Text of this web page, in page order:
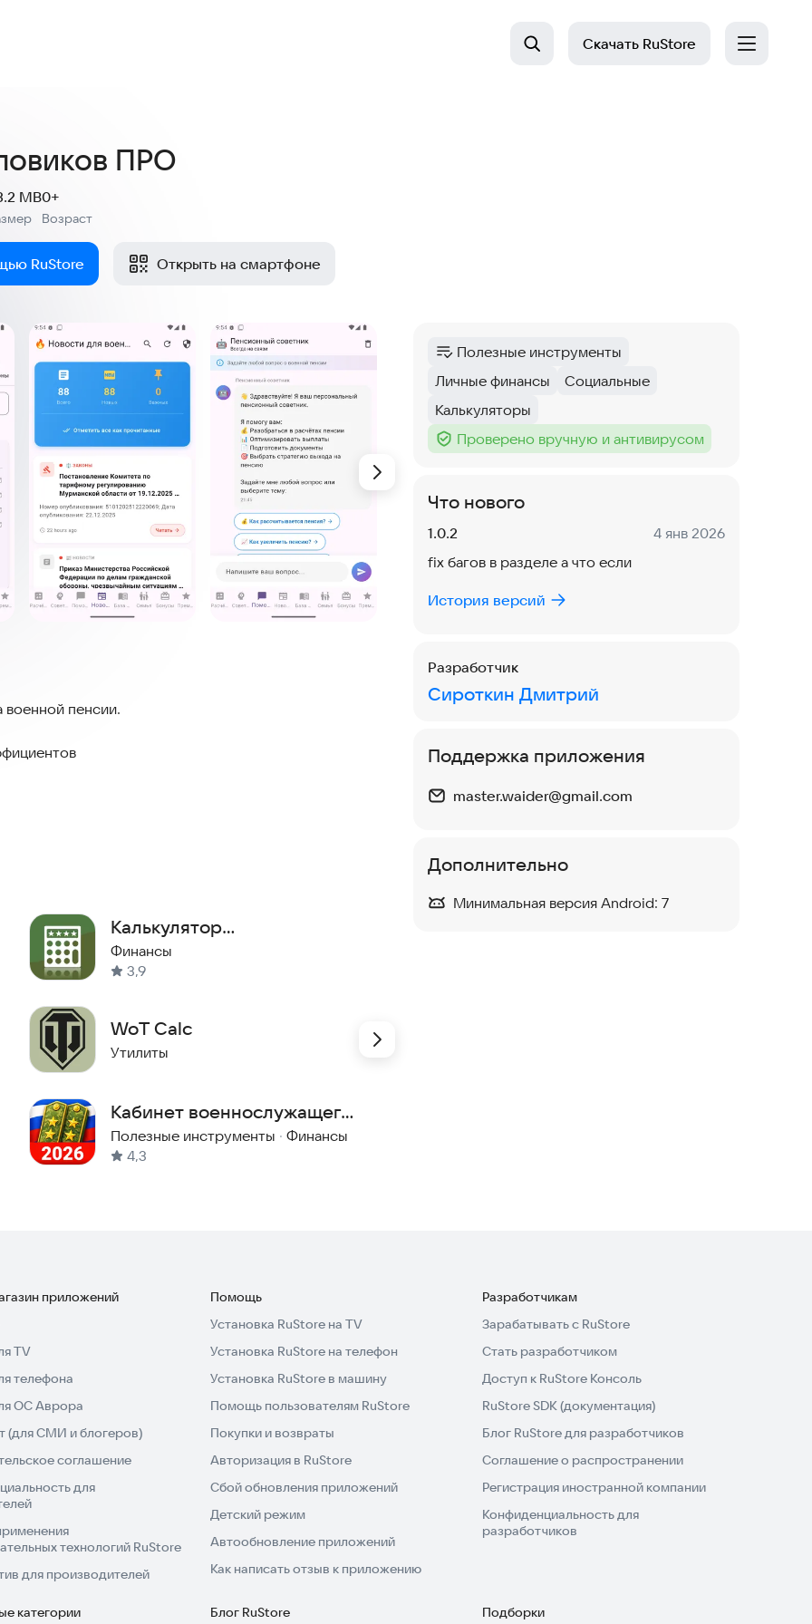
Скачать RuStore
ПРО
MB
Возраст
0+
RuStore Открыть на смартфоне
пенсии.
бесплатно.
Калькулятор
военнослужащего РФ
Финансы
3,9
WoT Calc
Утилиты
Кабинет военнослужащего
- НИС, выплаты, ДД,
пенсия
Полезные инструменты · Финансы
4,3
Категория:
Полезные инструменты
Тег :
Личные финансы
Тег:
Социальные
Тег:
Калькуляторы
Тег :
Проверено вручную и антивирусом
Что нового
Версия:
1.0.2 Дата:
4 янв 2026
fix багов в разделе а что если
История версий
Разработчик
Сироткин Дмитрий
Поддержка приложения
master.waider@gmail.com
Дополнительно
Минимальная версия Android: 7
приложений
TV
телефона
ОС Аврора
(для СМИ и блогеров)
соглашение
для
технологий RuStore
для производителей
Помощь
Установка RuStore на TV
Установка RuStore на телефон
Установка RuStore в машину
Помощь пользователям RuStore
Покупки и возвраты
Авторизация в RuStore
Сбой обновления приложений
Детский режим
Автообновление приложений
Как написать отзыв к приложению
Разработчикам
Зарабатывать с RuStore
Стать разработчиком
Доступ к RuStore Консоль
RuStore SDK (документация)
Блог RuStore для разработчиков
Соглашение о распространении
Регистрация иностранной компании
Конфиденциальность для
разработчиков
категории Блог RuStore Подборки